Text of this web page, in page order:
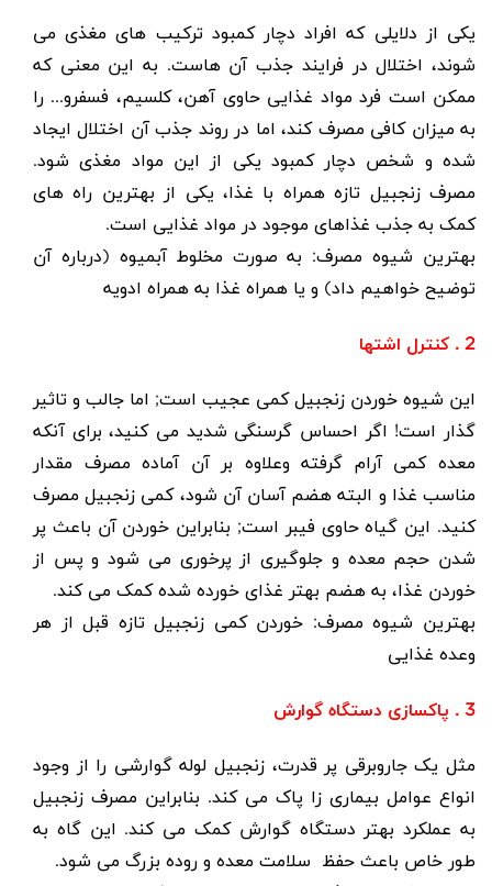
یکی از دلایلی که افراد دچار کمبود ترکیب های مغذی می
شوند، اختلال در فرایند جذب آن هاست. به این معنی که
ممکن است فرد مواد غذایی حاوی آهن، کلسیم، فسفرو... را
به میزان کافی مصرف کند، اما در روند جذب آن اختلال ایجاد
شده و شخص دچار کمبود یکی از این مواد مغذی شود.
مصرف زنجبیل تازه همراه با غذا، یکی از بهترین راه های
کمک به جذب غذاهای موجود در مواد غذایی است.
بهترین شیوه مصرف: به صورت مخلوط آبمیوه (درباره آن
توضیح خواهیم داد) و یا همراه غذا به همراه ادویه
2 . کنترل اشتها
این شیوه خوردن زنجبیل کمی عجیب است; اما جالب و تاثیر
گذار است! اگر احساس گرسنگی شدید می کنید، برای آنکه
معده کمی آرام گرفته وعلاوه بر آن آماده مصرف مقدار
مناسب غذا و البته هضم آسان آن شود، کمی زنجبیل مصرف
کنید. این گیاه حاوی فیبر است; بنابراین خوردن آن باعث پر
شدن حجم معده و جلوگیری از پرخوری می شود و پس از
خوردن غذا، به هضم بهتر غذای خورده شده کمک می کند.
بهترین شیوه مصرف: خوردن کمی زنجبیل تازه قبل از هر
وعده غذایی
3 . پاکسازی دستگاه گوارش
مثل یک جاروبرقی پر قدرت، زنجبیل لوله گوارشی را از وجود
انواع عوامل بیماری زا پاک می کند. بنابراین مصرف زنجبیل
به عملکرد بهتر دستگاه گوارش کمک می کند. این گاه به
طور خاص باعث حفظ سلامت معده و روده بزرگ می شود.